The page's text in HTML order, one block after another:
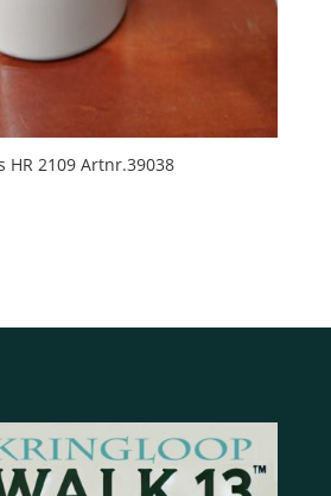
HR 2109 Artnr.39038